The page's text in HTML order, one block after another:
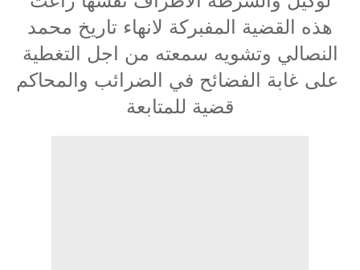
هذه القضية المفبركة لانهاء تاريخ محمد
النصالي وتشويه سمعته من اجل التغطية
قضية للمتابعة